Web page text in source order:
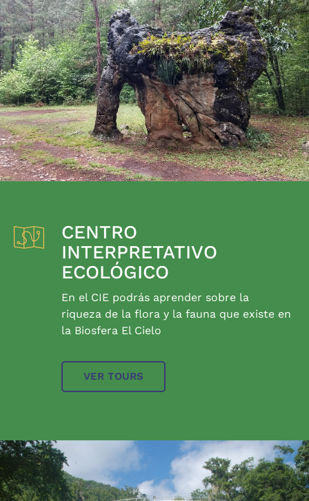
CENTRO
INTERPRETATIVO
ECOLÓGICO
En el CIE podrás aprender sobre la
riqueza de la flora y la fauna que existe en
la Biosfera El Cielo
VER TOURS